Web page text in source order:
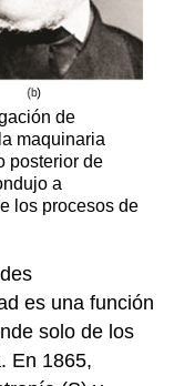
de
maquinaria
posterior de
a
los procesos de
es una función
solo de los
En 1865,